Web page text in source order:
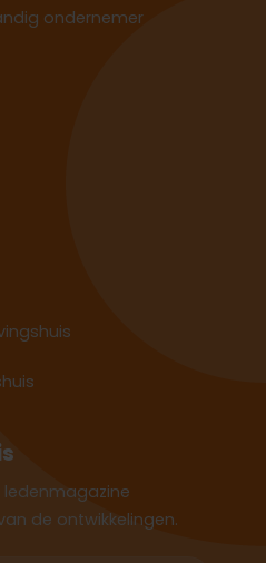
ondernemer
ledenmagazine
de ontwikkelingen.